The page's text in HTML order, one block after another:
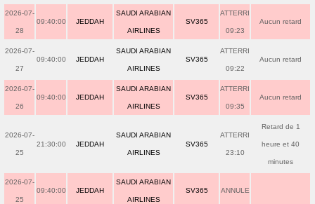
2026-07-
28
09:40:00 JEDDAH
SAUDI ARABIAN
AIRLINES
SV365
ATTERRI
09:23
Aucun retard
2026-07-
27
09:40:00 JEDDAH
SAUDI ARABIAN
AIRLINES
SV365
ATTERRI
09:22
Aucun retard
2026-07-
26
09:40:00 JEDDAH
SAUDI ARABIAN
AIRLINES
SV365
ATTERRI
09:35
Aucun retard
2026-07-
25
21:30:00 JEDDAH
SAUDI ARABIAN
AIRLINES
SV365
ATTERRI
23:10
Retard de 1
heure et 40
minutes
2026-07-
25
09:40:00 JEDDAH
SAUDI ARABIAN
AIRLINES
SV365 ANNULE